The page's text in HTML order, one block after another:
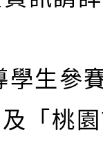
生參
「桃